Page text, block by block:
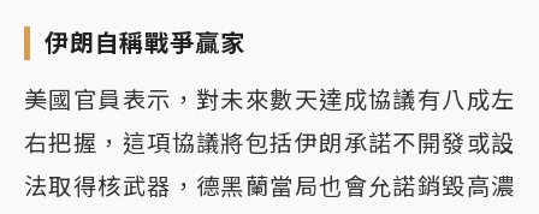
伊朗自稱戰爭贏家
美國官員表示，對未來數天達成協議有八成左
右把握，這項協議將包括伊朗承諾不開發或設
法取得核武器，德黑蘭當局也會允諾銷毀高濃